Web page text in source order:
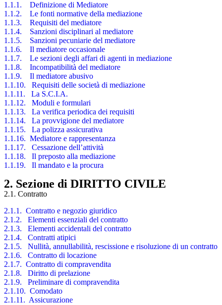
1.1.1. Definizione di Mediatore
1.1.2. Le fonti normative della mediazione
1.1.3. Requisiti del mediatore
1.1.4. Sanzioni disciplinari al mediatore
1.1.5. Sanzioni pecuniarie del mediatore
1.1.6. Il mediatore occasionale
1.1.7. Le sezioni degli affari di agenti in mediazione
1.1.8. Incompatibilità del mediatore
1.1.9. Il mediatore abusivo
1.1.10. Requisiti delle società di mediazione
1.1.11. La S.C.I.A.
1.1.12. Moduli e formulari
1.1.13. La verifica periodica dei requisiti
1.1.14. La provvigione del mediatore
1.1.15. La polizza assicurativa
1.1.16. Mediatore e rappresentanza
1.1.17. Cessazione dell’attività
1.1.18. Il preposto alla mediazione
1.1.19. Il mandato e la procura
2. Sezione di DIRITTO CIVILE
2.1. Contratto
2.1.1. Contratto e negozio giuridico
2.1.2. Elementi essenziali del contratto
2.1.3. Elementi accidentali del contratto
2.1.4. Contratti atipici
2.1.5. Nullità, annullabilità, rescissione e risoluzione di un contratto
2.1.6. Contratto di locazione
2.1.7. Contratto di compravendita
2.1.8. Diritto di prelazione
2.1.9. Preliminare di compravendita
2.1.10. Comodato
2.1.11. Assicurazione